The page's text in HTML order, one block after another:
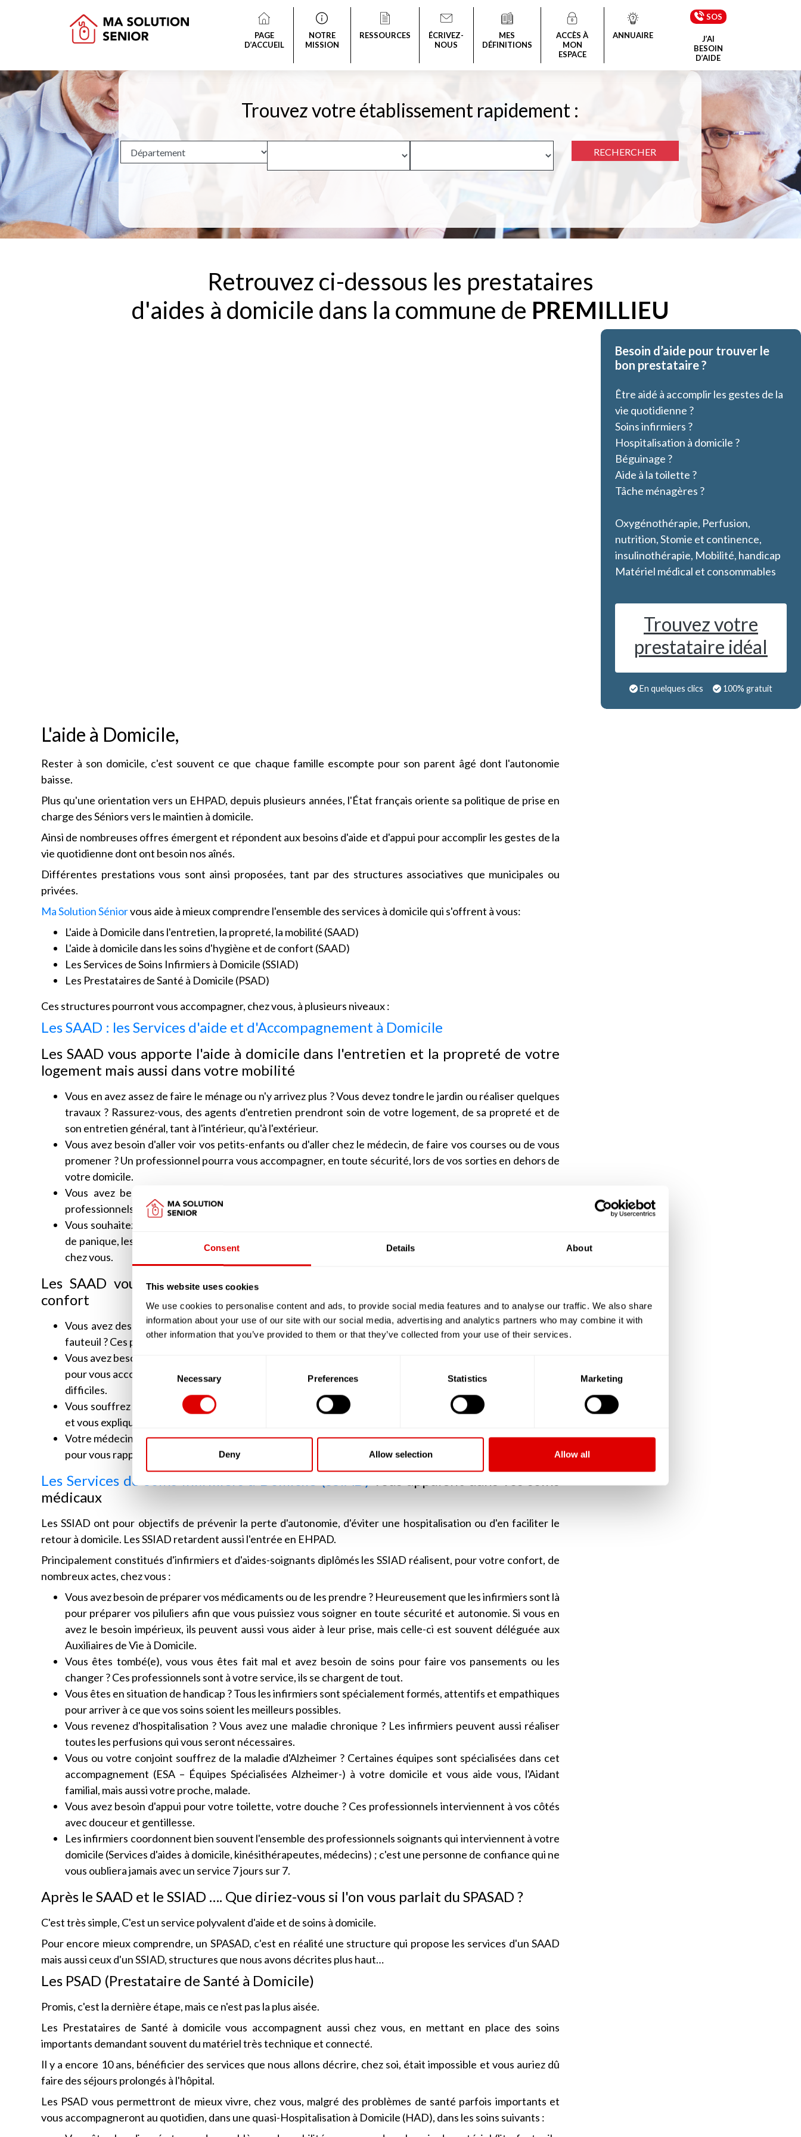
Consent Details About
This website uses cookies
We use cookies to personalise content and ads, to provide social media features and to analyse our traffic. We also share
information about your use of our site with our social media, advertising and analytics partners who may combine it with
other information that you’ve provided to them or that they’ve collected from your use of their services.
Consent
Selection
Necessary Preferences Statistics Marketing
Deny Allow selection Allow all
PAGE
D’ACCUEIL
NOTRE
MISSION
RESSOURCES
ÉCRIVEZ-
NOUS
MES
DÉFINITIONS
ACCÈS À
MON
ESPACE
ANNUAIRE
SOS
J’AI
BESOIN
D’AIDE
Trouvez votre établissement rapidement :
RECHERCHER
Retrouvez ci-dessous les prestataires
d'aides à domicile dans la commune de PREMILLIEU
Besoin d’aide pour trouver le
bon prestataire ?
Être aidé à accomplir les gestes de la
vie quotidienne ?
Soins infirmiers ?
Hospitalisation à domicile ?
Béguinage ?
Aide à la toilette ?
Tâche ménagères ?
Oxygénothérapie, Perfusion,
nutrition, Stomie et continence,
insulinothérapie, Mobilité, handicap
Matériel médical et consommables
Trouvez votre
prestataire idéal
En quelques clics 100% gratuit
L'aide à Domicile,
Rester à son domicile, c'est souvent ce que chaque famille escompte pour son parent âgé dont l'autonomie
baisse.
Plus qu'une orientation vers un EHPAD, depuis plusieurs années, l'État français oriente sa politique de prise en
charge des Séniors vers le maintien à domicile.
Ainsi de nombreuses offres émergent et répondent aux besoins d'aide et d'appui pour accomplir les gestes de la
vie quotidienne dont ont besoin nos aînés.
Différentes prestations vous sont ainsi proposées, tant par des structures associatives que municipales ou
privées.
Ma Solution Séniorvous aide à mieux comprendre l'ensemble des services à domicile qui s'offrent à vous:
L'aide à Domicile dans l'entretien, la propreté, la mobilité (SAAD)
L'aide à domicile dans les soins d'hygiène et de confort (SAAD)
Les Services de Soins Infirmiers à Domicile (SSIAD)
Les Prestataires de Santé à Domicile (PSAD)
Ces structures pourront vous accompagner, chez vous, à plusieurs niveaux :
Les SAAD : les Services d'aide et d'Accompagnement à Domicile
Les SAAD vous apporte l'aide à domicile dans l'entretien et la propreté de votre
logement mais aussi dans votre mobilité
Vous en avez assez de faire le ménage ou n'y arrivez plus ? Vous devez tondre le jardin ou réaliser quelques
travaux ? Rassurez-vous, des agents d'entretien prendront soin de votre logement, de sa propreté et de
son entretien général, tant à l'intérieur, qu'à l'extérieur.
Vous avez besoin d'aller voir vos petits-enfants ou d'aller chez le médecin, de faire vos courses ou de vous
promener ? Un professionnel pourra vous accompagner, en toute sécurité, lors de vos sorties en dehors de
votre domicile.
Vous avez besoin d'être sécurisé à votre domicile, parce que vous avez peur de chuter ? Certains
professionnels offrent une prestation de téléassistance et de dispositifs anti-chutes.
Vous souhaitez que quelqu'un vous prépare vos repas ou fasse vos courses, voire vous aide à manger ? Pas
de panique, les structures d'aide à domicile ce chargent de tout ! Parfois elles vous livrent même des repas
chez vous.
Les SAAD vous accompagne aussi à domicile dans vos soins d'hygiène et de
confort
Vous avez des difficultés pour vous habiller ou vous reposer, à vous déplacer dans votre lit ou dans votre
fauteuil ? Ces professionnels sont là pour vous aider et vous mobiliser.
Vous avez besoin d'aide pour prendre votre douche ? Des Auxiliaires de Vie seront mises à votre disposition
pour vous accompagner à accomplir les gestes de la vie quotidienne, essentiels, mais qui deviennent parfois
difficiles.
Vous souffrez de troubles de la continence ? Des personnels formés vous appuieront lors de votre toilette
et vous expliqueront comment faire bon usage de l'ensemble des dispositifs d'appui.
Votre médecin vous a prescrit des médicaments, vous ne vous y retrouvez plus ? Des professionnels sont là
pour vous rappeler vos prises médicamenteuses et bien les vérifier.
Les Services de Soins Infirmiers à Domicile (SSIAD)
médicaux
Les SSIAD ont pour objectifs de prévenir la perte d'autonomie, d'éviter une hospitalisation ou d'en faciliter le
retour à domicile. Les SSIAD retardent aussi l'entrée en EHPAD.
Principalement constitués d'infirmiers et d'aides-soignants diplômés les SSIAD réalisent, pour votre confort, de
nombreux actes, chez vous :
Vous avez besoin de préparer vos médicaments ou de les prendre ? Heureusement que les infirmiers sont là
pour préparer vos piluliers afin que vous puissiez vous soigner en toute sécurité et autonomie. Si vous en
avez le besoin impérieux, ils peuvent aussi vous aider à leur prise, mais celle-ci est souvent déléguée aux
Auxiliaires de Vie à Domicile.
Vous êtes tombé(e), vous vous êtes fait mal et avez besoin de soins pour faire vos pansements ou les
changer ? Ces professionnels sont à votre service, ils se chargent de tout.
Vous êtes en situation de handicap ? Tous les infirmiers sont spécialement formés, attentifs et empathiques
pour arriver à ce que vos soins soient les meilleurs possibles.
Vous revenez d'hospitalisation ? Vous avez une maladie chronique ? Les infirmiers peuvent aussi réaliser
toutes les perfusions qui vous seront nécessaires.
Vous ou votre conjoint souffrez de la maladie d'Alzheimer ? Certaines équipes sont spécialisées dans cet
accompagnement (ESA – Équipes Spécialisées Alzheimer-) à votre domicile et vous aide vous, l'Aidant
familial, mais aussi votre proche, malade.
Vous avez besoin d'appui pour votre toilette, votre douche ? Ces professionnels interviennent à vos côtés
avec douceur et gentillesse.
Les infirmiers coordonnent bien souvent l'ensemble des professionnels soignants qui interviennent à votre
domicile (Services d'aides à domicile, kinésithérapeutes, médecins) ; c'est une personne de confiance qui ne
vous oubliera jamais avec un service 7 jours sur 7.
Après le SAAD et le SSIAD …. Que diriez-vous si l'on vous parlait du SPASAD ?
C'est très simple, C'est un service polyvalent d'aide et de soins à domicile.
Pour encore mieux comprendre, un SPASAD, c'est en réalité une structure qui propose les services d'un SAAD
mais aussi ceux d'un SSIAD, structures que nous avons décrites plus haut…
Les PSAD (Prestataire de Santé à Domicile)
Promis, c'est la dernière étape, mais ce n'est pas la plus aisée.
Les Prestataires de Santé à domicile vous accompagnent aussi chez vous, en mettant en place des soins
importants demandant souvent du matériel très technique et connecté.
Il y a encore 10 ans, bénéficier des services que nous allons décrire, chez soi, était impossible et vous auriez dû
faire des séjours prolongés à l'hôpital.
Les PSAD vous permettront de mieux vivre, chez vous, malgré des problèmes de santé parfois importants et
vous accompagneront au quotidien, dans une quasi-Hospitalisation à Domicile (HAD), dans les soins suivants :